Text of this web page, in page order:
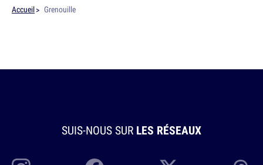
Accueil Grenouille
SUIS-NOUS SUR LES RÉSEAUX